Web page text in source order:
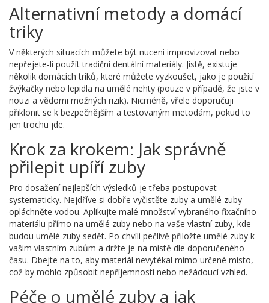
Alternativní metody a domácí
triky
V některých situacích můžete být nuceni improvizovat nebo
nepřejete-li použít tradiční dentální materiály. Jistě, existuje
několik domácích triků, které můžete vyzkoušet, jako je použití
žvýkačky nebo lepidla na umělé nehty (pouze v případě, že jste v
nouzi a vědomi možných rizik). Nicméně, vřele doporučuji
přiklonit se k bezpečnějším a testovaným metodám, pokud to
jen trochu jde.
Krok za krokem: Jak správně
přilepit upíří zuby
Pro dosažení nejlepších výsledků je třeba postupovat
systematicky. Nejdříve si dobře vyčistěte zuby a umělé zuby
opláchněte vodou. Aplikujte malé množství vybraného fixačního
materiálu přímo na umělé zuby nebo na vaše vlastní zuby, kde
budou umělé zuby sedět. Po chvíli pečlivě přiložte umělé zuby k
vašim vlastním zubům a držte je na místě dle doporučeného
času. Dbejte na to, aby materiál nevytékal mimo určené místo,
což by mohlo způsobit nepříjemnosti nebo nežádoucí vzhled.
Péče o umělé zuby a jak